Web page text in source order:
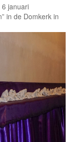
januari
in de Domkerk in